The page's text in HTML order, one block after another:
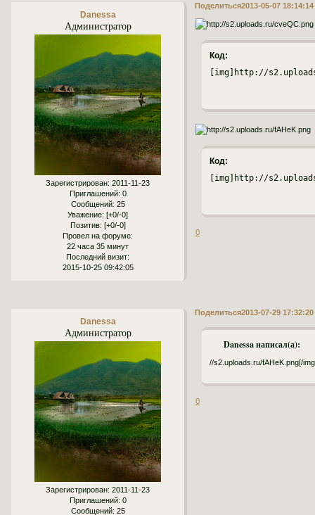
Поделиться2013-05-07 18:14:14
Danessa
Администратор
Зарегистрирован: 2011-11-23
Приглашений: 0
Сообщений: 25
Уважение: [+0/-0]
Позитив: [+0/-0]
Провел на форуме:
22 часа 35 минут
Последний визит:
2015-10-25 09:42:05
Код:
[img]http://
Код:
[img]http://
0
Поделиться2013-07-29 17:32:20
Danessa
Администратор
Зарегистрирован: 2011-11-23
Приглашений: 0
Сообщений: 25
Danessa написал(а):
//s2.uploads.ru/fAHeK.png[/
0